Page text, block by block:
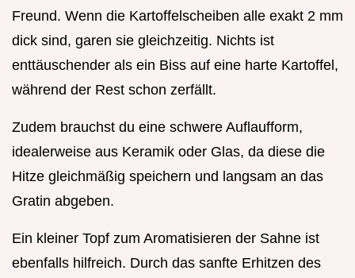
Freund. Wenn die Kartoffelscheiben alle exakt 2 mm
dick sind, garen sie gleichzeitig. Nichts ist
enttäuschender als ein Biss auf eine harte Kartoffel,
während der Rest schon zerfällt.
Zudem brauchst du eine schwere Auflaufform,
idealerweise aus Keramik oder Glas, da diese die
Hitze gleichmäßig speichern und langsam an das
Gratin abgeben.
Ein kleiner Topf zum Aromatisieren der Sahne ist
ebenfalls hilfreich. Durch das sanfte Erhitzen des